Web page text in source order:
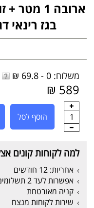
ארובה 1
בגז רינאי דגם 17
משלוח: 0 - 69.8 ₪
589 ₪
1 הוסף לסל
למה לקוחות קונים
אחריות: 12 חודשים
אפשרות לעד 2 תשלומים
קניה מאובטחת
שירות לקוחות מנצח